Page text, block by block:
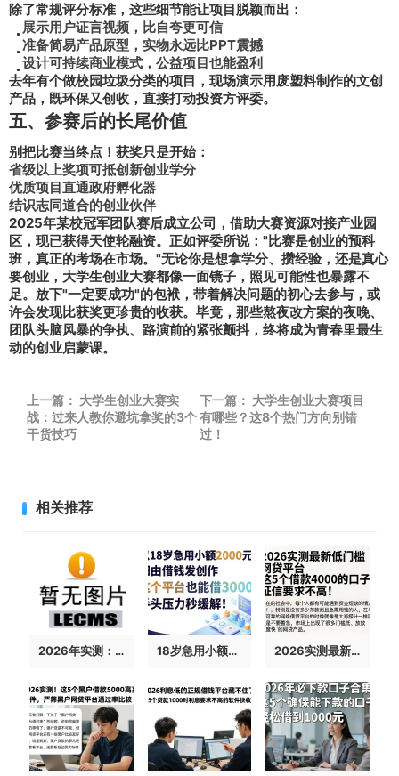
除了常规评分标准，这些细节能让项目脱颖而出：
展示用户证言视频，比自夸更可信
准备简易产品原型，实物永远比PPT震撼
设计可持续商业模式，公益项目也能盈利
去年有个做校园垃圾分类的项目，现场演示用废塑料制作的文创
产品，既环保又创收，直接打动投资方评委。
五、参赛后的长尾价值
别把比赛当终点！获奖只是开始：
省级以上奖项可抵创新创业学分
优质项目直通政府孵化器
结识志同道合的创业伙伴
2025年某校冠军团队赛后成立公司，借助大赛资源对接产业园
区，现已获得天使轮融资。正如评委所说："比赛是创业的预科
班，真正的考场在市场。"无论你是想拿学分、攒经验，还是真心
要创业，大学生创业大赛都像一面镜子，照见可能性也暴露不
足。放下"一定要成功"的包袱，带着解决问题的初心去参与，或
许会发现比获奖更珍贵的收获。毕竟，那些熬夜改方案的夜晚、
团队头脑风暴的争执、路演前的紧张颤抖，终将成为青春里最生
动的创业启蒙课。
上一篇： 大学生创业大赛实
战：过来人教你避坑拿奖的3个
干货技巧
下一篇： 大学生创业大赛项目
有哪些？这8个热门方向别错
过！
相关推荐
2026年实测：5个3000元借款不查征信的口子，有哪些好的借钱平台可靠不上征信？ 18岁急用小额借钱2000元？这5个平台也能借3000，手头压力秒缓解！ 2026实测最新低门槛网贷平台，这5个借款4000的口子征信要求不高！